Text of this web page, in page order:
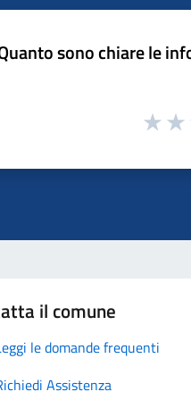
sono chiare le
il comune
le domande frequenti
Assistenza